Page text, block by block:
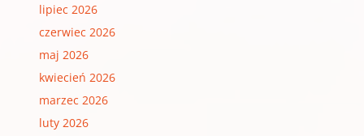
lipiec 2026
czerwiec 2026
maj 2026
kwiecień 2026
marzec 2026
luty 2026